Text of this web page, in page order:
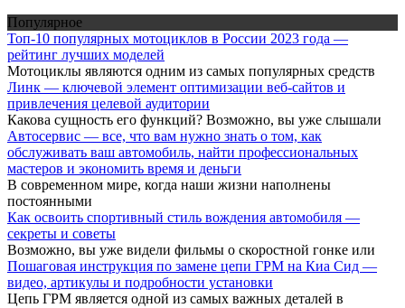
Популярное
Топ-10 популярных мотоциклов в России 2023 года —
рейтинг лучших моделей
Мотоциклы являются одним из самых популярных средств
Линк — ключевой элемент оптимизации веб-сайтов и
привлечения целевой аудитории
Какова сущность его функций? Возможно, вы уже слышали
Автосервис — все, что вам нужно знать о том, как
обслуживать ваш автомобиль, найти профессиональных
мастеров и экономить время и деньги
В современном мире, когда наши жизни наполнены
постоянными
Как освоить спортивный стиль вождения автомобиля —
секреты и советы
Возможно, вы уже видели фильмы о скоростной гонке или
Пошаговая инструкция по замене цепи ГРМ на Киа Сид —
видео, артикулы и подробности установки
Цепь ГРМ является одной из самых важных деталей в